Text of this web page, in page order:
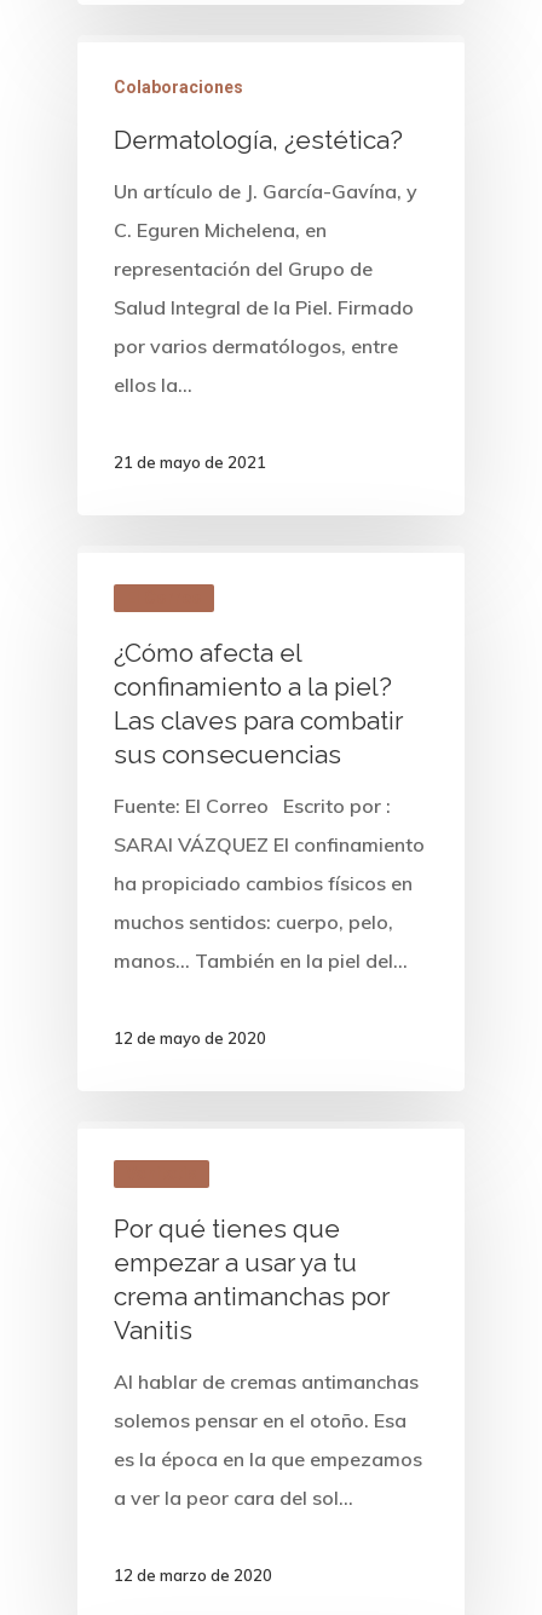
Colaboraciones
Dermatología, ¿estética?
Un artículo de J. García-Gavína, y
C. Eguren Michelena, en
representación del Grupo de
Salud Integral de la Piel. Firmado
por varios dermatólogos, entre
ellos la…
21 de mayo de 2021
¿Cómo afecta el
confinamiento a la piel?
Las claves para combatir
sus consecuencias
Fuente: El Correo Escrito por :
SARAI VÁZQUEZ El confinamiento
ha propiciado cambios físicos en
muchos sentidos: cuerpo, pelo,
manos… También en la piel del…
12 de mayo de 2020
Por qué tienes que
empezar a usar ya tu
crema antimanchas por
Vanitis
Al hablar de cremas antimanchas
solemos pensar en el otoño. Esa
es la época en la que empezamos
a ver la peor cara del sol…
12 de marzo de 2020
DERMATOLOGÍA ESTÉTICA
COSMÉTICA MÉDICA